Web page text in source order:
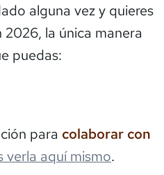
alguna vez y quieres
2026, la única manera
puedas:
para colaborar con
verla aquí mismo.